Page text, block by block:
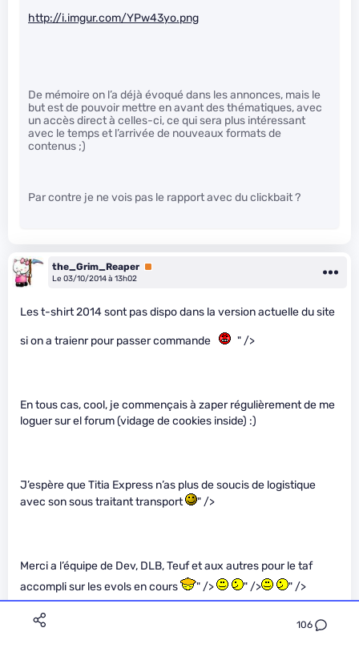
106
http://i.imgur.com/YPw43yo.png
De mémoire on l’a déjà évoqué dans les annonces, mais le
but est de pouvoir mettre en avant des thématiques, avec
un accès direct à celles-ci, ce qui sera plus intéressant
avec le temps et l’arrivée de nouveaux formats de
contenus ;)
Par contre je ne vois pas le rapport avec du clickbait ?
the_Grim_Reaper Premium
Le 03/10/2014 à 13h02
Les t-shirt 2014 sont pas dispo dans la version actuelle du site
si on a traienr pour passer commande " />
En tous cas, cool, je commençais à zaper régulièrement de me
loguer sur el forum (vidage de cookies inside) :)
J’espère que Titia Express n’as plus de soucis de logistique
avec son sous traitant transport
" />
Merci a l’équipe de Dev, DLB, Teuf et aux autres pour le taf
accompli sur les evols en cours
" /> " /> " />
P-A, ma caille, bonne chance pour lundi